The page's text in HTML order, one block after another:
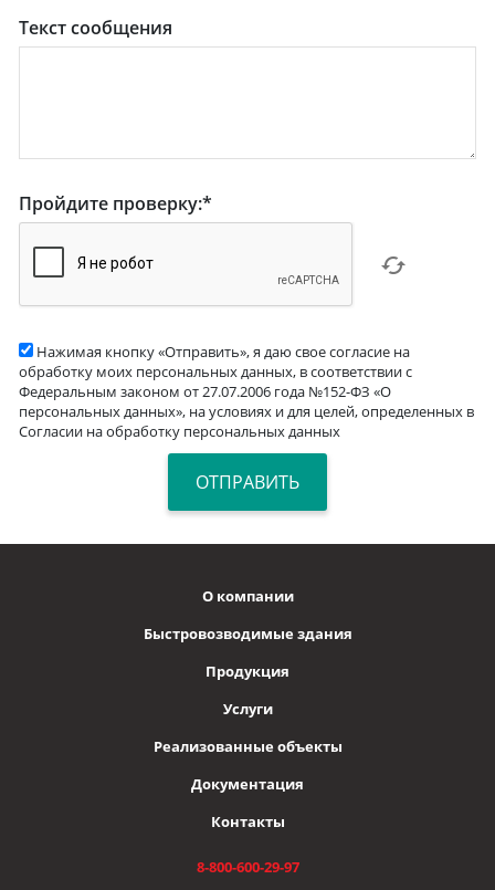
Текст сообщения
Пройдите проверку:*
Нажимая кнопку «Отправить», я даю свое согласие на
обработку моих персональных данных, в соответствии с
Федеральным законом от 27.07.2006 года №152-ФЗ «О
персональных данных», на условиях и для целей, определенных в
Согласии на обработку персональных данных
О компании
Быстровозводимые здания
Продукция
Услуги
Реализованные объекты
Документация
Контакты
8-800-600-29-97